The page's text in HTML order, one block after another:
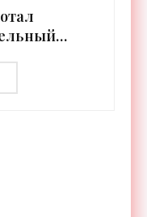
до 2 км